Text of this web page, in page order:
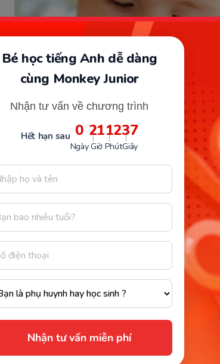
Bé học tiếng Anh dễ dàng
cùng Monkey Junior
Nhận tư vấn về chương trình
Hết hạn sau 0
Ngày
21
Giờ
12
Phút
36
Giây
Nhận tư vấn miễn phí
Nôn trớ là dấu hiệu trẻ bị hóc ăn dặm
Việc nôn ọe ở trẻ em khác so với việc nôn
sẽ được kích hoạt ngay khi thức ăn mới ở
vào bên trong gây nguy hiểm.
Trong đó, ở người lớn,phản xạ ọe
được
đó dị vật đã đi vào tận bên trong. Có
nôn ọe và hóc giống nhau và thường cảm
sặc và nôn trớ thức ăn ra.
Tuy nhiên, việc nôn ọe lại cho thấy thực
vấn đề. Sau một vài lần nôn ọe do nuốt
cách không làm như thế nữa và học được